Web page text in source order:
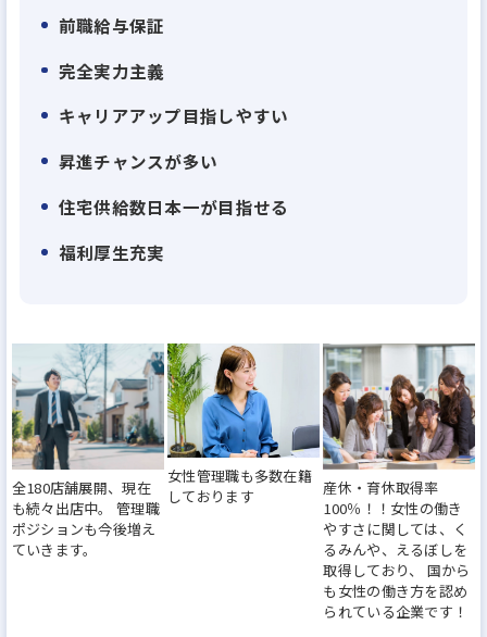
能ペース。あと6年以内でNo1を達成します。そんな
伸びに伸びている弊社ですから、業績拡大ペースに
長クラスはもちろん、役員も十分目指せます。上場
企業の幹部になれるチャンスのある企業はそう多く
はないはず。
・理由２：離職率業界平均の半分以下！『働きがい
当社は、男女・社歴などを問わないフラットな評価
体制、高い給与水準、産休育休取得のしやすさ、産
休後の時短・時差・在宅勤務、残業時間の削減…な
どなど、社員の働く環境づくりに力を入れてきまし
た。『働きがいのある会社』のベストカンパニーに
も選出されました。その結果、離職率は業界水準の
半分以下になっています。
※その他、厚生労働大臣から女性の活躍推進、子育
前職給与保証
完全実力主義
キャリアアップ目指しやすい
昇進チャンスが多い
住宅供給数日本一が目指せる
福利厚生充実
全180店舗展開、現在
も続々出店中。 管理職
ポジションも今後増え
ていきます。
女性管理職も多数在籍
しております
産休・育休取得率
100％！！女性の働き
やすさに関しては、く
るみんや、えるぼしを
取得しており、 国から
も女性の働き方を認め
られている企業です！